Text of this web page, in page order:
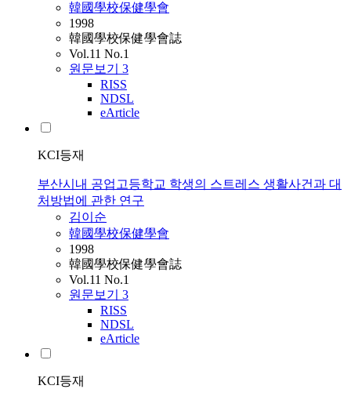
韓國學校保健學會
1998
韓國學校保健學會誌
Vol.11 No.1
원문보기 3
RISS
NDSL
eArticle
KCI등재
부산시내 공업고등학교 학생의 스트레스 생활사건과 대
처방법에 관한 연구
김이순
韓國學校保健學會
1998
韓國學校保健學會誌
Vol.11 No.1
원문보기 3
RISS
NDSL
eArticle
KCI등재